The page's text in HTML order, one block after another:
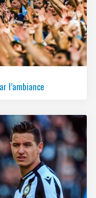
l’ambiance